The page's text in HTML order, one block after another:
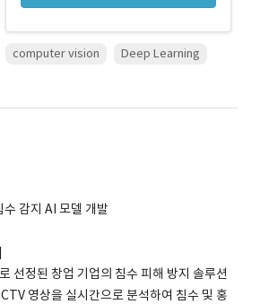
computer vision Deep Learning
감지 AI 모델 개발
선정된 창업 기업의 침수 피해 방지 솔루션
영상을 실시간으로 분석하여 침수 및 홍